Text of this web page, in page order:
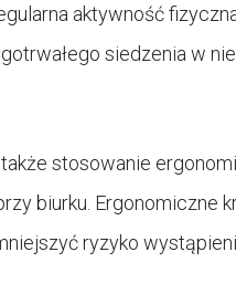
aktywność
siedzenia w
stosowanie
biurku. Ergonomiczne
ryzyko